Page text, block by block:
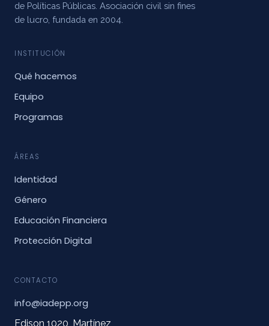
de Políticas Públicas. Asociación civil sin fines
de lucro, fundada en 2004.
INSTITUCIÓN
Qué hacemos
Equipo
Programas
ÁREAS
Identidad
Género
Educación Financiera
Protección Digital
CONTACTO
info@iadepp.org
Edison 1020, Martínez